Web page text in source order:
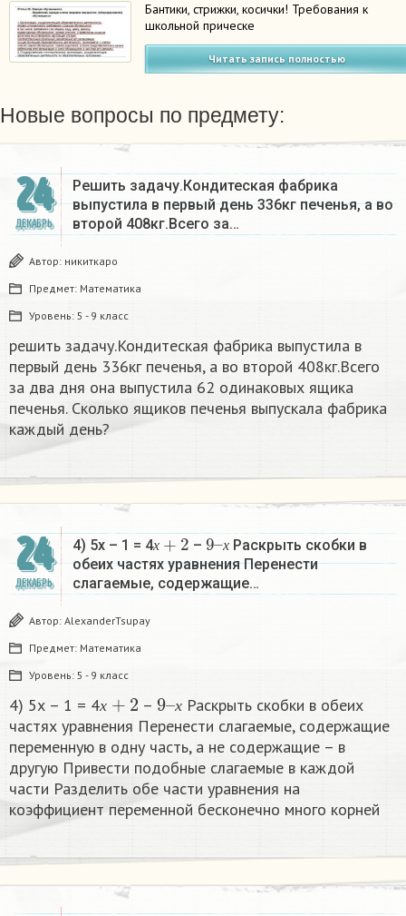
Бантики, стрижки, косички! Требования к
школьной прическе
Читать запись полностью
Новые вопросы по предмету:
24
ДЕКАБРЬ
Решить задачу.Кондитеская фабрика
выпустила в первый день 336кг печенья, а во
второй 408кг.Всего за…
Автор: никиткаро
Предмет: Математика
Уровень: 5 - 9 класс
решить задачу.Кондитеская фабрика выпустила в
первый день 336кг печенья, а во второй 408кг.Всего
за два дня она выпустила 62 одинаковых ящика
печенья. Сколько ящиков печенья выпускала фабрика
каждый день?
24
ДЕКАБРЬ
4) 5х – 1 = 4х
х+2
– х
9–
х
Раскрыть скобки в
обеих частях уравнения Перенести
слагаемые, содержащие…
Автор: AlexanderTsupay
Предмет: Математика
Уровень: 5 - 9 класс
4) 5х – 1 = 4х – х
9х
Раскрыть скобки в обеих
частях уравнения Перенести слагаемые, содержащие
переменную в одну часть, а не содержащие – в
другую Привести подобные слагаемые в каждой
части Разделить обе части уравнения на
коэффициент переменной бесконечно много корней​